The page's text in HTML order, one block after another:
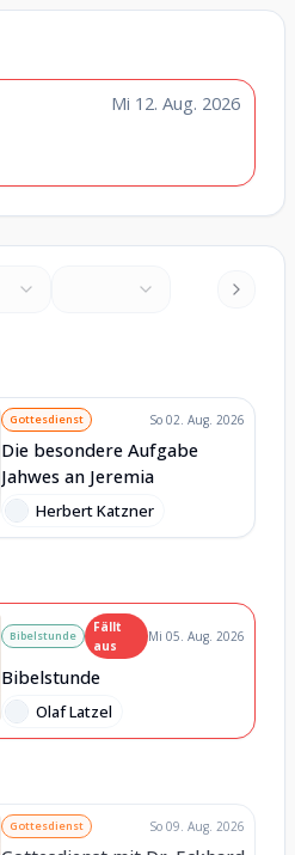
Mi 12. Aug. 2026
Gottesdienst So 02. Aug. 2026
Die besondere Aufgabe
Jahwes an Jeremia
Herbert Katzner
Bibelstunde
Fällt
aus
Mi 05. Aug. 2026
Bibelstunde
Olaf Latzel
Gottesdienst So 09. Aug. 2026